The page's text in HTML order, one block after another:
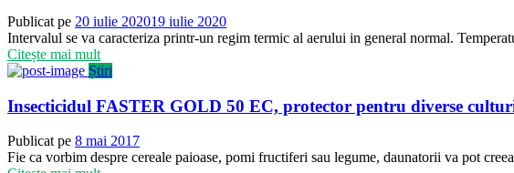
Publicat pe 20 iulie 202019 iulie 2020
Intervalul se va caracteriza printr-un regim termic al aerului in general normal.
Citește mai mult
Știri
Insecticidul FASTER GOLD 50 EC, protector pentru diverse
Publicat pe 8 mai 2017
Fie ca vorbim despre cereale paioase, pomi fructiferi sau legume, daunatorii va pot